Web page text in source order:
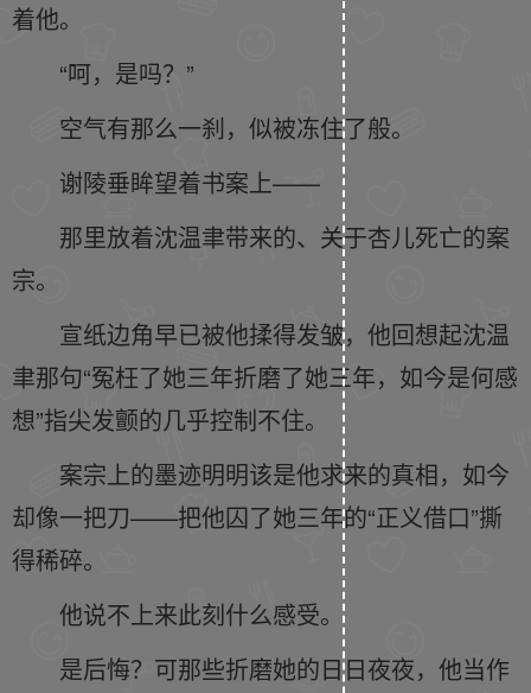
着他。
“呵，是吗？”
空气有那么一刹，似被冻住了般。
谢陵垂眸望着书案上——
那里放着沈温聿带来的、关于杏儿死亡的案
宗。
宣纸边角早已被他揉得发皱，他回想起沈温
聿那句“冤枉了她三年折磨了她三年，如今是何感
想”指尖发颤的几乎控制不住。
案宗上的墨迹明明该是他求来的真相，如今
却像一把刀——把他囚了她三年的“正义借口”撕
得稀碎。
他说不上来此刻什么感受。
是后悔？可那些折磨她的日日夜夜，他当作